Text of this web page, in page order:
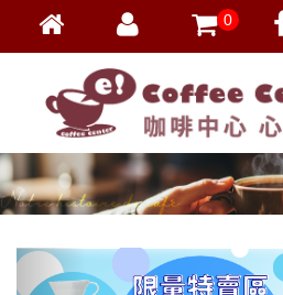
會員登入
忘記密碼
加入會員
VIP登入
VIP申請
0